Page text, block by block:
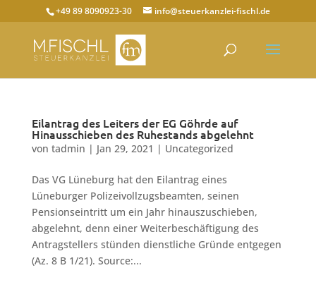
+49 89 8090923-30 info@steuerkanzlei-fischl.de
Eilantrag des Leiters der EG Göhrde auf
Hinausschieben des Ruhestands abgelehnt
von tadmin | Jan 29, 2021 | Uncategorized
Das VG Lüneburg hat den Eilantrag eines
Lüneburger Polizeivollzugsbeamten, seinen
Pensionseintritt um ein Jahr hinauszuschieben,
abgelehnt, denn einer Weiterbeschäftigung des
Antragstellers stünden dienstliche Gründe entgegen
(Az. 8 B 1/21). Source:...